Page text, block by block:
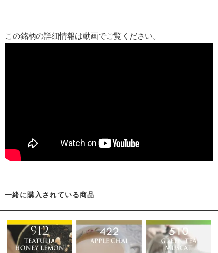
この銘柄の詳細情報は動画でご覧ください。
一緒に購入されている商品